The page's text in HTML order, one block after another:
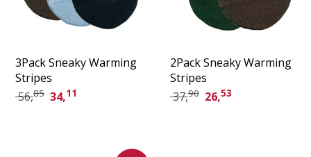
3Pack Sneaky Warming
Stripes
56,85 34,11
2Pack Sneaky Warming
Stripes
37,90 26,53